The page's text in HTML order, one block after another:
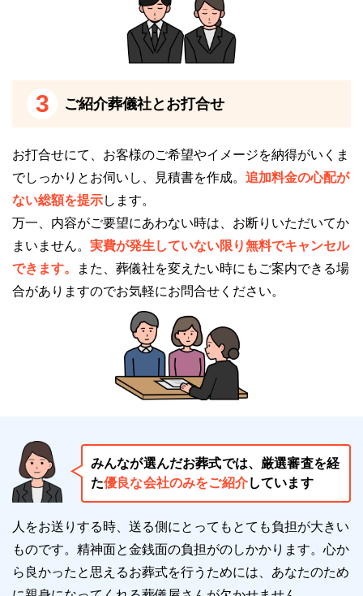
3 ご紹介葬儀社とお打合せ
お打合せにて、お客様のご希望やイメージを納得がいくま
でしっかりとお伺いし、見積書を作成。 追加料金の心配が
ない総額を提示します。
万一、内容がご要望にあわない時は、お断りいただいてか
まいません。 実費が発生していない限り無料でキャンセル
できます。
また、葬儀社を変えたい時にもご案内できる場
合がありますのでお気軽にお問合せください。
みんなが選んだお葬式では、厳選審査を経
た優良な会社のみをご紹介しています
人をお送りする時、送る側にとってもとても負担が大きい
ものです。精神面と金銭面の負担がのしかかります。 心か
ら良かったと思えるお葬式を行うためには、あなたのため